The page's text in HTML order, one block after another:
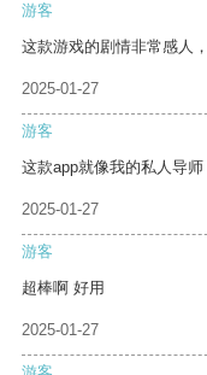
游客
这款游戏的剧情非常感人
2025-01-27
游客
这款app就像我的私人导师
2025-01-27
游客
超棒啊 好用
2025-01-27